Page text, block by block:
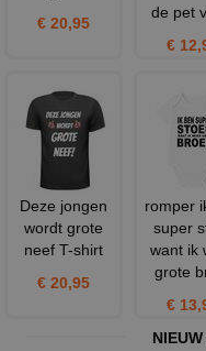
€ 20,95
de pet
€
Deze jongen
wordt grote
neef T-shirt
€ 20,95
romper
super
want ik
grote
€